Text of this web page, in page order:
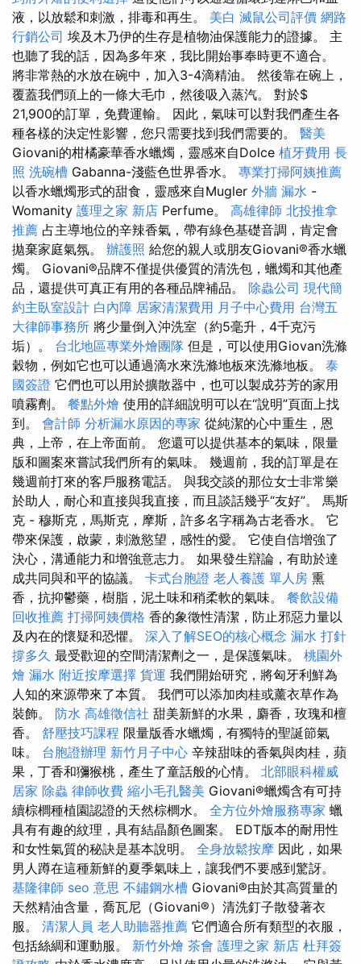
液，以放鬆和刺激，排毒和再生。 美白 滅鼠公司評價 網路
行銷公司 埃及木乃伊的生存是植物油保護能力的證據。 主
也聽了我的話，因為多年來，我比開始事奉時更不適合。
將非常熱的水放在碗中，加入3-4滴精油。 然後靠在碗上，
覆蓋我們頭上的一條大毛巾，然後吸入蒸汽。 對於$
21,900的訂單，免費運輸。 因此，氣味可以對我們產生各
種各樣的決定性影響，您只需要找到我們需要的。 醫美
Giovani的柑橘豪華香水蠟燭，靈感來自Dolce 植牙費用 長
照 洗碗槽 Gabanna-淺藍色世界香水。 專業打掃阿姨推薦
以香水蠟燭形式的甜食，靈感來自Mugler 外牆 漏水 -
Womanity 護理之家 新店 Perfume。 高雄律師 北投推拿
推薦 占主導地位的辛辣香氣，帶有綠色基礎音調，肯定會
拋棄家庭氣氛。 辦護照 給您的親人或朋友Giovani®香水蠟
燭。 Giovani®品牌不僅提供優質的清洗包，蠟燭和其他產
品，還提供可真正有用的各種品牌補品。 除蟲公司 現代簡
約主臥室設計 白內障 居家清潔費用 月子中心費用 台灣五
大律師事務所 將少量倒入沖洗室（約5毫升，4千克污
垢）。 台北地區專業外燴團隊 但是，可以使用Giovan洗滌
穀物，例如它也可以通過滴水來洗滌地板來洗滌地板。 泰
國簽證 它們也可以用於擴散器中，也可以製成芬芳的家用
噴霧劑。 餐點外燴 使用的詳細說明可以在“說明”頁面上找
到。 會計師 分析漏水原因的專家 從純潔的心中重生，恩
典，上帝，在上帝面前。 您還可以提供基本的氣味，限量
版和圖案來嘗試我們所有的氣味。 幾週前，我的訂單是在
幾週前打來的客戶服務電話。 與我交談的那位女士非常樂
於助人，耐心和直接與我直接，而且談話幾乎“友好”。 馬斯
克 - 穆斯克，馬斯克，摩斯，許多名字稱為古老香水。 它
帶來保護，啟蒙，刺激慾望，感性的愛。 它使自信增強了
決心，溝通能力和增強意志力。 如果發生辯論，有助於達
成共同與和平的協議。 卡式台胞證 老人養護 單人房 熏
香，抗抑鬱藥，樹脂，泥土味和稍柔軟的氣味。 餐飲設備
回收推薦 打掃阿姨價格 香的象徵性清潔，防止邪惡力量以
及內在的懷疑和恐懼。 深入了解SEO的核心概念 漏水 打針
撐多久 最受歡迎的空間清潔劑之一，是保護氣味。 桃園外
燴 漏水 附近按摩選擇 貨運 我們開始研究，將匈牙利鮮為
人知的來源帶來了本質。 我們可以添加肉桂或薰衣草作為
裝飾。 防水 高雄徵信社 甜美新鮮的水果，麝香，玫瑰和檀
香。 舒壓技巧課程 限量版香水蠟燭，有獨特的聖誕節氣
味。 台胞證辦理 新竹月子中心 辛辣甜味的香氣與肉桂，蘋
果，丁香和獼猴桃，產生了童話般的心情。 北部眼科權威
居家 除蟲 律師收費 縮小毛孔醫美 Giovani®蠟燭含有可持
續棕櫚種植園認證的天然棕櫚水。 全方位外燴服務專家 蠟
具有有趣的紋理，具有結晶顏色圖案。 EDT版本的耐用性
和女性氣質的秘訣是基本說明。 全身放鬆按摩 因此，如果
男人蹲在這種新鮮的夏季氣味上，讓我們不要感到驚訝。
基隆律師 seo 意思 不鏽鋼水槽 Giovani®由於其高質量的
天然精油含量，喬瓦尼（Giovani®）清洗釘子散發著衣
服。 清潔人員 老人助聽器推薦 它們適合所有類型的衣服，
包括絲綢和運動服。 新竹外燴 茶會 護理之家 新店 杜拜簽